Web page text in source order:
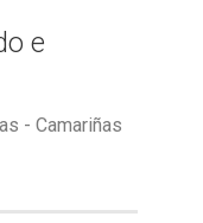
e
- Camariñas